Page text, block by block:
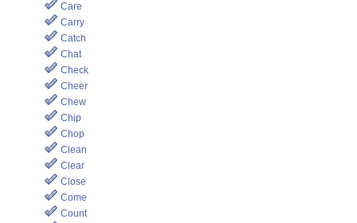
Care
Carry
Catch
Chat
Check
Cheer
Chew
Chip
Chop
Clean
Clear
Close
Come
Count